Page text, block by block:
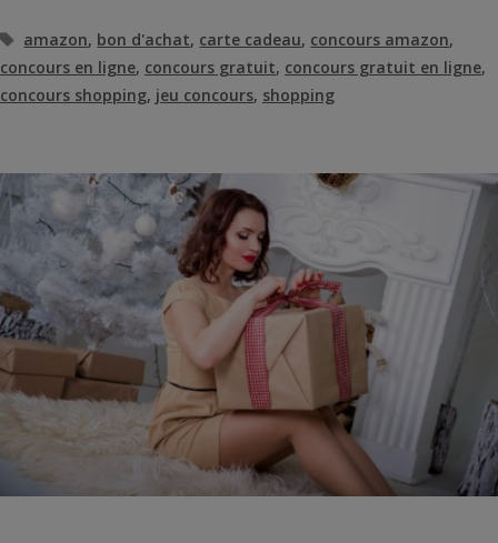
Étiquettes
amazon, bon d'achat, carte cadeau, concours amazon,
concours en ligne, concours gratuit, concours gratuit en ligne,
concours shopping, jeu concours, shopping